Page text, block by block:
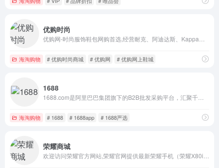
优购时尚
海淘购物 # 优购时尚商城 # 优购网 # 优购网上鞋城
1688
海淘购物 # 1688 # 1688app # 1688严选
荣耀商城